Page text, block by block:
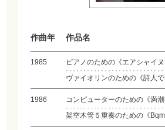
作曲年 作品名
1985
ピアノのための《エアシャイヌ
ヴァイオリンのための《詩人で
1986
コンピューターのための《満潮
架空木管５重奏のための《